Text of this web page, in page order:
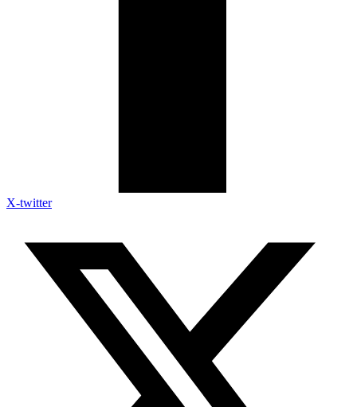
X-twitter